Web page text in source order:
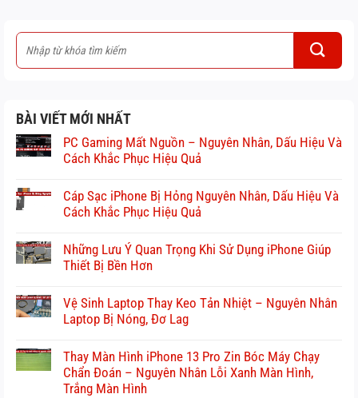
BÀI VIẾT MỚI NHẤT
PC Gaming Mất Nguồn – Nguyên Nhân, Dấu Hiệu Và
Cách Khắc Phục Hiệu Quả
Cáp Sạc iPhone Bị Hỏng Nguyên Nhân, Dấu Hiệu Và
Cách Khắc Phục Hiệu Quả
Những Lưu Ý Quan Trọng Khi Sử Dụng iPhone Giúp
Thiết Bị Bền Hơn
Vệ Sinh Laptop Thay Keo Tản Nhiệt – Nguyên Nhân
Laptop Bị Nóng, Đơ Lag
Thay Màn Hình iPhone 13 Pro Zin Bóc Máy Chạy
Chẩn Đoán – Nguyên Nhân Lỗi Xanh Màn Hình,
Trắng Màn Hình